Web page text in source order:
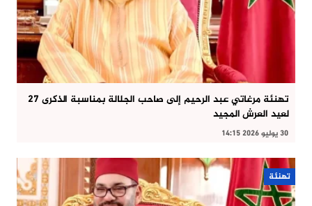
تهنئة مرغاتي عبد الرحيم إلى صاحب الجلالة بمناسبة الذكرى 27
لعيد العرش المجيد
30 يوليو 2026 14:15
تهنئة